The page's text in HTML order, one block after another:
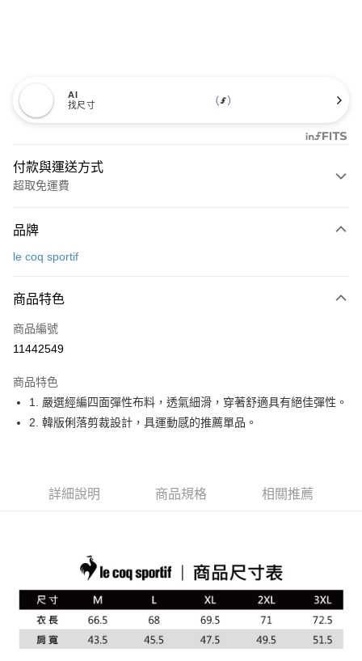
AI
找尺寸
付款與運送方式
超取免運費
信用卡一次付款
LINE Pay
Apple Pay
悠遊付
大哥付你分期
2.付款方式選擇「大哥付你分期」，訂單成立後會自動跳轉到大哥付的交易
流程，驗證手機門號後，選擇欲分期的期數、繳款截止日，確認付款後即完
消。如遇「轉專審核」未通過狀況，表示未達大哥付你分期系統評分，恕無
法說明評估內容。
【繳款方式說明】
1.分期款項不併入電信帳單，「大哥付你分期」於每月結算日後寄送繳費提
醒簡訊。
2.透過簡訊連結打開帳單後，可選擇「超商條碼／台灣大直營門市／銀行轉
帳／街口支付／iPASS MONEY」等通路繳費。
相關說明
２．便利：只要手機號碼，簡訊認證，即可結帳。
３．安心：先確認商品／服務後，再付款。
【「AFTEE先享後付」結帳流程】
１．於結帳方式選擇「AFTEE先享後付」後，將跳轉至「AFTEE先享後付」
結帳頁面，進行簡訊認證並確認金額後，即可完成結帳。
免運費
付款後全家取貨
品牌
le coq sportif
商品特色
商品編號
11442549
商品特色
1. 嚴選經編四面彈性布料，透氣細滑，穿著舒適具有絕佳彈性。
2. 韓版俐落剪裁設計，具運動感的推薦單品。
詳細說明 商品規格 相關推薦